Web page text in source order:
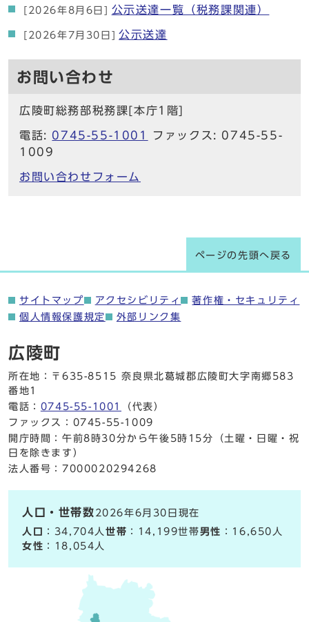
[2026年8月6日] 公示送達一覧（税務課関連）
[2026年7月30日] 公示送達
お問い合わせ
広陵町総務部税務課[本庁1階]
電話: 0745-55-1001
ファックス: 0745-55-
1009
お問い合わせフォーム
ページの先頭へ戻る
サイトマップ アクセシビリティ
著作権・セキュリティ
個人情報保護規定
外部リンク集
広陵町
所在地：〒635-8515 奈良県北葛城郡広陵町大字南郷583
番地1
電話： 0745-55-1001
（代表）
ファックス：0745-55-1009
開庁時間：午前8時30分から午後5時15分（土曜・日曜・祝
日を除きます）
法人番号：7000020294268
人口・世帯数 2026年6月30日現在
人口
：34,704人世帯 ：14,199世帯男性 ：16,650人
女性 ：18,054人